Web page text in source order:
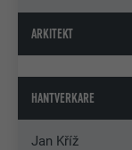
ARKITEKT
HANTVERKARE
Jan Kříž